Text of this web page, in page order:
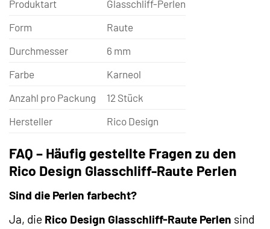
Produktart
Glasschliff-Perlen
Form
Raute
Durchmesser
6 mm
Farbe
Karneol
Anzahl pro Packung
12 Stück
Hersteller
Rico Design
FAQ – Häufig gestellte Fragen zu den
Rico Design Glasschliff-Raute Perlen
Sind die Perlen farbecht?
Ja, die Rico Design Glasschliff-Raute Perlen sind